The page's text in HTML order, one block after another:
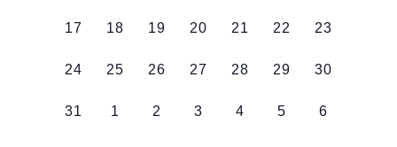
0
17
0
18
0
19
0
20
0
21
0
22
0
23
0
24
0
25
0
26
0
27
0
28
0
29
0
30
0
31
0
1
0
2
0
3
0
4
0
5
0
6